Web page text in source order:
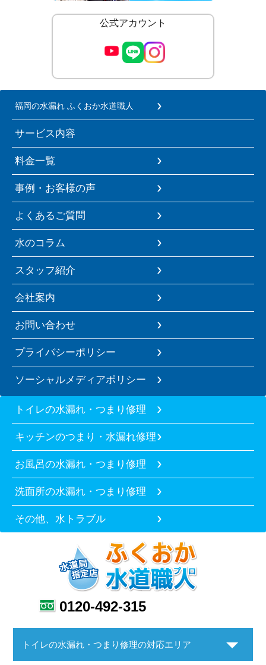
公式アカウント
福岡の水漏れ ふくおか水道職人
サービス内容
料金一覧
事例・お客様の声
よくあるご質問
水のコラム
スタッフ紹介
会社案内
お問い合わせ
プライバシーポリシー
ソーシャルメディアポリシー
トイレの水漏れ・つまり修理
キッチンのつまり・水漏れ修理
お風呂の水漏れ・つまり修理
洗面所の水漏れ・つまり修理
その他、水トラブル
0120-492-315
トイレの水漏れ・つまり修理の対応エリア